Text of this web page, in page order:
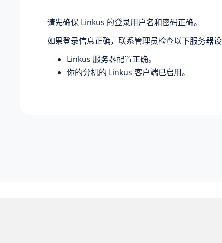
请先确保 Linkus 的登录用户名和密码正确。
如果登录信息正确，联系管理员检查以下服务器
Linkus 服务器配置正确。
你的分机的 Linkus 客户端已启用。